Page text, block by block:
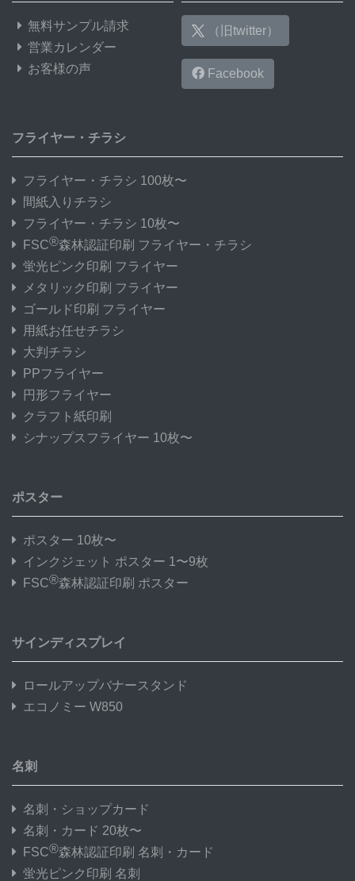
無料サンプル請求
営業カレンダー
お客様の声
（旧twitter）
Facebook
フライヤー・チラシ
フライヤー・チラシ 100枚〜
間紙入りチラシ
フライヤー・チラシ 10枚〜
FSC®森林認証印刷 フライヤー・チラシ
蛍光ピンク印刷 フライヤー
メタリック印刷 フライヤー
ゴールド印刷 フライヤー
用紙お任せチラシ
大判チラシ
PPフライヤー
円形フライヤー
クラフト紙印刷
シナップスフライヤー 10枚〜
ポスター
ポスター 10枚〜
インクジェット ポスター 1〜9枚
FSC®森林認証印刷 ポスター
サインディスプレイ
ロールアップバナースタンド
エコノミー W850
名刺
名刺・ショップカード
名刺・カード 20枚〜
FSC®森林認証印刷 名刺・カード
蛍光ピンク印刷 名刺